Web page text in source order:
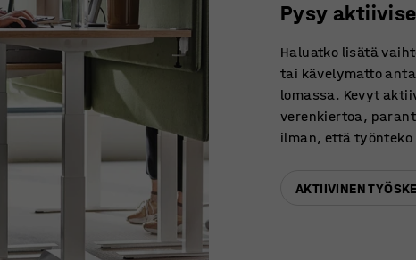
Pysy
Haluatko lisätä
tai kävelymatto
lomassa. Kevyt
verenkiertoa,
ilman, että
AKTIIVINEN